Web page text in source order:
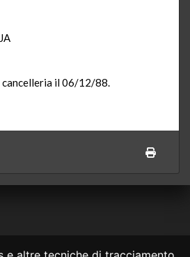
il 06/12/88.